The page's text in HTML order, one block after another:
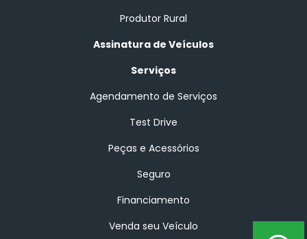
Produtor Rural
Assinatura de Veículos
Serviços
Agendamento de Serviços
Test Drive
Peças e Acessórios
Seguro
Financiamento
Venda seu Veículo